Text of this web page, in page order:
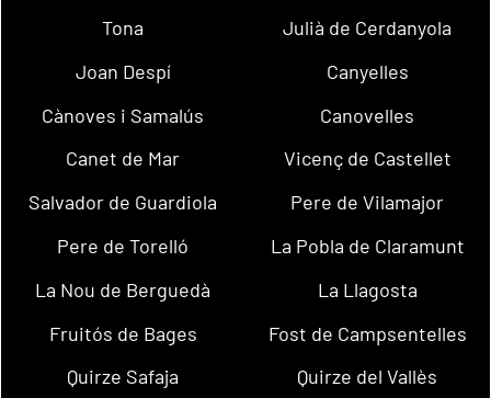
Tona
Julià de Cerdanyola
Joan Despí
Canyelles
Cànoves i Samalús
Canovelles
Canet de Mar
Vicenç de Castellet
Salvador de Guardiola
Pere de Vilamajor
Pere de Torelló
La Pobla de Claramunt
La Nou de Berguedà
La Llagosta
Fruitós de Bages
Fost de Campsentelles
Quirze Safaja
Quirze del Vallès